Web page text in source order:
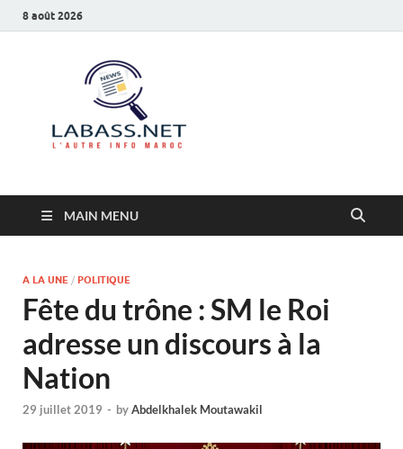
8 août 2026
MAIN MENU
A LA UNE / POLITIQUE
Fête du trône : SM le Roi
adresse un discours à la
Nation
29 juillet 2019 - byAbdelkhalek Moutawakil